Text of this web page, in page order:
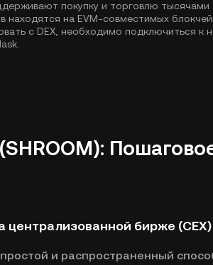
покупку и торговлю тысячами
на EVM-совместимых
с DEX, необходимо подключиться к
централизованной бирже (CEX)
и распространенный